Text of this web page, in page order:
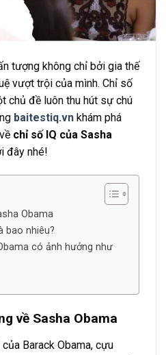
tượng không chỉ bởi gia thế
vượt trội của mình. Chỉ số
chủ đề luôn thu hút sự chú
baitestiq.vn khám phá
chỉ số IQ của Sasha
đây nhé!
Obama
bao nhiêu?
có ảnh hưởng như
về Sasha Obama
Barack Obama, cựu